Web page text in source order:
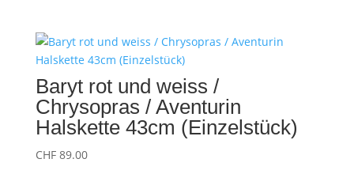
Baryt rot und weiss /
Chrysopras / Aventurin
Halskette 43cm (Einzelstück)
CHF89.00